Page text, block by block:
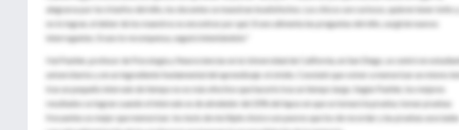
alegrarse por los triunfos del niño, los docentes se muestran insatisfechos. Los chicos son curiosos, quieren tener éxito y,
no lo logran, el deber de los maestros es encontrar por qué. Si uno alimenta las preguntas del niño, surgirán nuevos
interrogantes. Si uno lo recompensa, seguirá intentándolo."
Hal Pashler, profesor de Psicología y Neurociencias en la Universidad de California, en San Diego, se centró en
universitarios y en un ingrediente fundamental del aprendizaje: el olvido. Constató que volver a memorizar un mismo
tras un pequeño intervalo de tiempo no es más efectivo que hacerlo tras un tiempo largo. Según Pashler, los mejores
resultados se logran cuando el intervalo es de alrededor del 20% del lapso en que se tomará la prueba; tomar pruebas
frecuentes es mejor que memorizar; los tests de mú ltiple choice son peores que los de recordar y las pruebas asociadas